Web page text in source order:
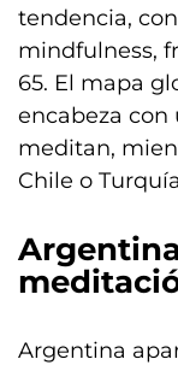
tendencia,
mindfulness,
65. El mapa
encabeza con
meditan,
Chile o
Argentina